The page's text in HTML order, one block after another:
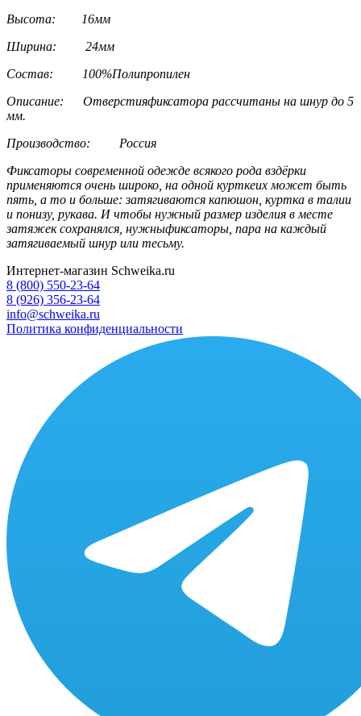
Высота: 16мм
Ширина: 24мм
Состав: 100%Полипропилен
Описание: Отверстияфиксатора рассчитаны на шнур до 5
мм.
Производство: Россия
Фиксаторы современной одежде всякого рода вздёрки
применяются очень широко, на одной курткеих может быть
пять, а то и больше: затягиваются капюшон, куртка в талии
и понизу, рукава. И чтобы нужный размер изделия в месте
затяжек сохранялся, нужныфиксаторы, пара на каждый
затягиваемый шнур или тесьму.
Интернет-магазин Schweika.ru
8 (800) 550-23-64
8 (926) 356-23-64
info@schweika.ru
Политика конфиденциальности